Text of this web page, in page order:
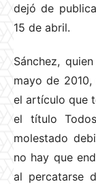
dejó de
15 de abril.
Sánchez,
mayo de 2010,
el artículo que
el título
molestado
no hay que
al percatarse